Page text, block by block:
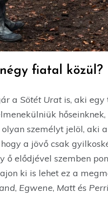
fiatal közül?
a Sötét Uratis, aki egy
személyt jelöl, aki
a jövő csak
ő elődjével szemben
ki is lehet ez a
, Egwene, Mattés